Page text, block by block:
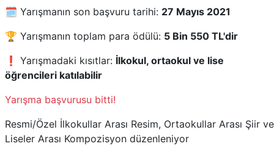
🗓️ Yarışmanın son başvuru tarihi: 27 Mayıs 2021
🏆 Yarışmanın toplam para ödülü: 5 Bin 550 TL'dir
❗ Yarışmadaki kısıtlar: İlkokul, ortaokul ve lise
öğrencileri katılabilir
Yarışma başvurusu bitti!
Resmi/Özel İlkokullar Arası Resim, Ortaokullar Arası Şiir ve
Liseler Arası Kompozisyon düzenleniyor